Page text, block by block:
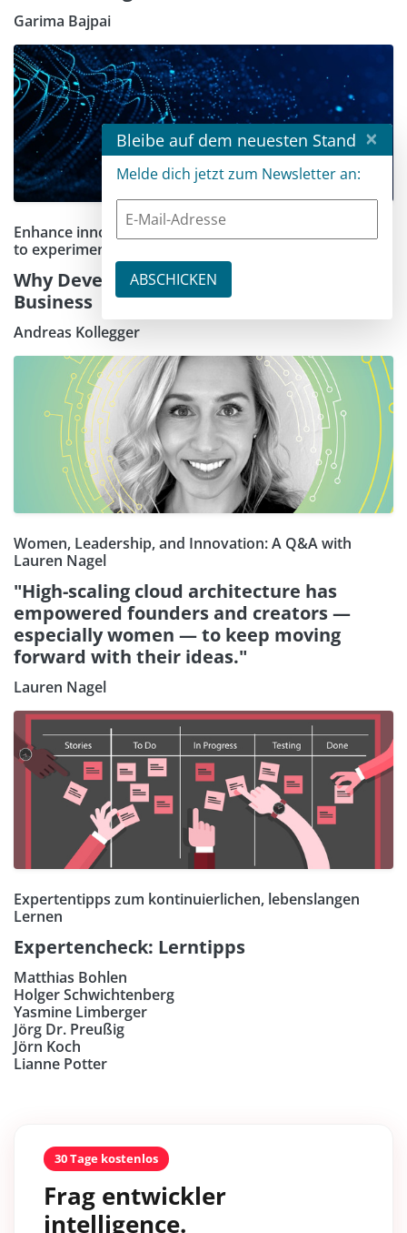
Garima Bajpai
Enhance innovation by giving developers the freedom
to experiment
Why Developer-Centric AI Will Transform
Business
Andreas Kollegger
Women, Leadership, and Innovation: A Q&A with
Lauren Nagel
"High-scaling cloud architecture has
empowered founders and creators —
especially women — to keep moving
forward with their ideas."
Lauren Nagel
Expertentipps zum kontinuierlichen, lebenslangen
Lernen
Expertencheck: Lerntipps
Matthias Bohlen
Holger Schwichtenberg
Yasmine Limberger
Jörg Dr. Preußig
Jörn Koch
Lianne Potter
30 Tage kostenlos
Frag entwickler
intelligence.
Bleibe auf dem neuesten Stand ×
Melde dich jetzt zum Newsletter an: